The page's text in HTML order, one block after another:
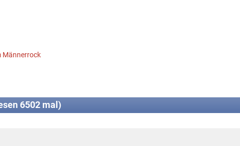
Männerrock
6502 mal)